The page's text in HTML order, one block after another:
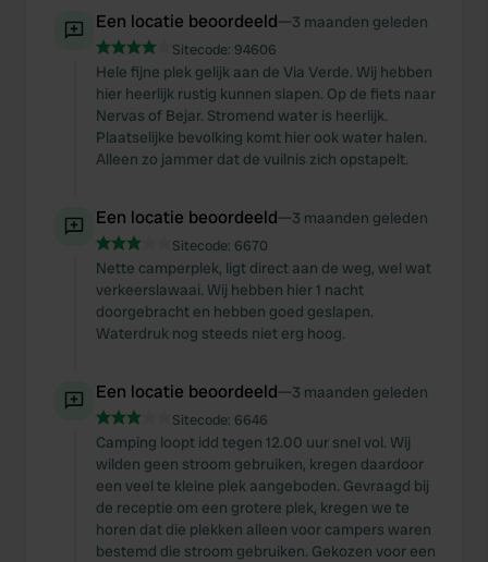
Een locatie beoordeeld—3 maanden geleden
Sitecode: 94606
Hele fijne plek gelijk aan de Via Verde. Wij hebben
hier heerlijk rustig kunnen slapen. Op de fiets naar
Nervas of Bejar. Stromend water is heerlijk.
Plaatselijke bevolking komt hier ook water halen.
Alleen zo jammer dat de vuilnis zich opstapelt.
Een locatie beoordeeld—3 maanden geleden
Sitecode: 6670
Nette camperplek, ligt direct aan de weg, wel wat
verkeerslawaai. Wij hebben hier 1 nacht
doorgebracht en hebben goed geslapen.
Waterdruk nog steeds niet erg hoog.
Een locatie beoordeeld—3 maanden geleden
Sitecode: 6646
Camping loopt idd tegen 12.00 uur snel vol. Wij
wilden geen stroom gebruiken, kregen daardoor
een veel te kleine plek aangeboden. Gevraagd bij
de receptie om een grotere plek, kregen we te
horen dat die plekken alleen voor campers waren
bestemd die stroom gebruiken. Gekozen voor een